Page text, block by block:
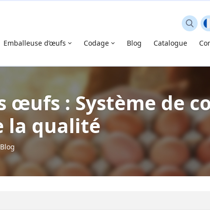
Emballeuse d’œufs Codage Blog Catalogue
œufs : Système de
la qualité
Blog